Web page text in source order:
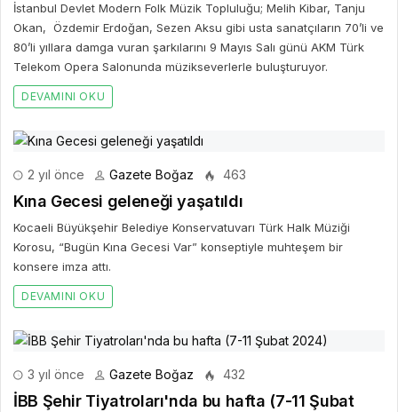
İstanbul Devlet Modern Folk Müzik Topluluğu; Melih Kibar, Tanju
Okan, Özdemir Erdoğan, Sezen Aksu gibi usta sanatçıların 70’li ve
80’li yıllara damga vuran şarkılarını 9 Mayıs Salı günü AKM Türk
Telekom Opera Salonunda müzikseverlerle buluşturuyor.
DEVAMINI OKU
2 yıl önce Gazete Boğaz 463
Kına Gecesi geleneği yaşatıldı
Kocaeli Büyükşehir Belediye Konservatuvarı Türk Halk Müziği
Korosu, “Bugün Kına Gecesi Var” konseptiyle muhteşem bir
konsere imza attı.
DEVAMINI OKU
3 yıl önce Gazete Boğaz 432
İBB Şehir Tiyatroları'nda bu hafta (7-11 Şubat